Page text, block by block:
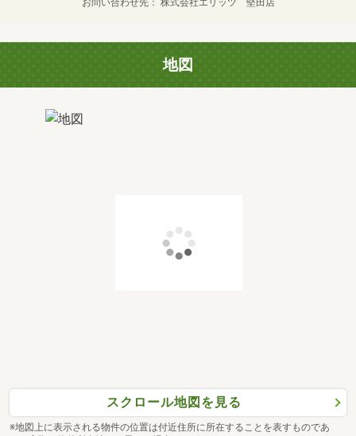
地図
スクロール地図を見る
※地図上に表示される物件の位置は付近住所に所在することを表すものであ